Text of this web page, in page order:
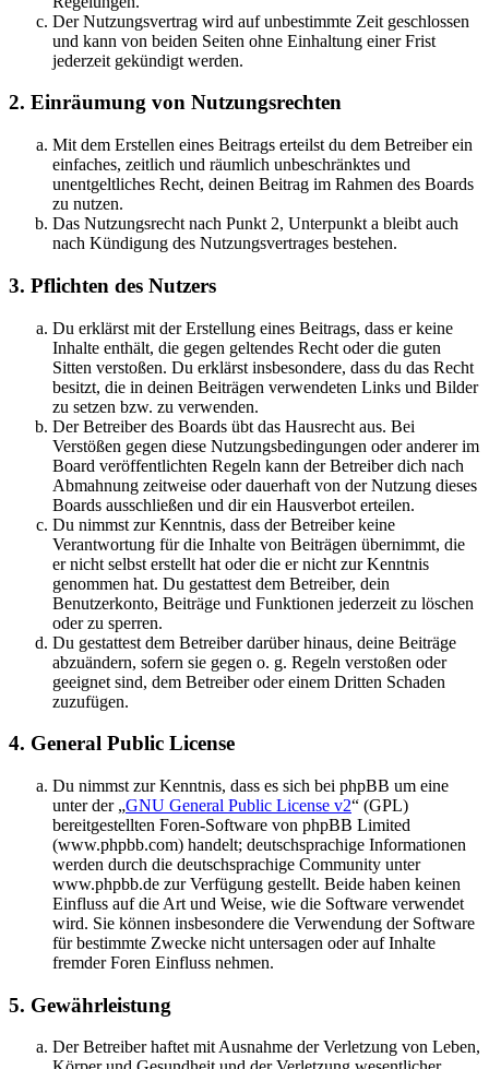
Der Nutzungsvertrag wird auf unbestimmte Zeit geschlossen
und kann von beiden Seiten ohne Einhaltung einer Frist
jederzeit gekündigt werden.
2. Einräumung von Nutzungsrechten
Mit dem Erstellen eines Beitrags erteilst du dem Betreiber ein
einfaches, zeitlich und räumlich unbeschränktes und
unentgeltliches Recht, deinen Beitrag im Rahmen des Boards
zu nutzen.
Das Nutzungsrecht nach Punkt 2, Unterpunkt a bleibt auch
nach Kündigung des Nutzungsvertrages bestehen.
3. Pflichten des Nutzers
Du erklärst mit der Erstellung eines Beitrags, dass er keine
Inhalte enthält, die gegen geltendes Recht oder die guten
Sitten verstoßen. Du erklärst insbesondere, dass du das Recht
besitzt, die in deinen Beiträgen verwendeten Links und Bilder
zu setzen bzw. zu verwenden.
Der Betreiber des Boards übt das Hausrecht aus. Bei
Verstößen gegen diese Nutzungsbedingungen oder anderer im
Board veröffentlichten Regeln kann der Betreiber dich nach
Abmahnung zeitweise oder dauerhaft von der Nutzung dieses
Boards ausschließen und dir ein Hausverbot erteilen.
Du nimmst zur Kenntnis, dass der Betreiber keine
Verantwortung für die Inhalte von Beiträgen übernimmt, die
er nicht selbst erstellt hat oder die er nicht zur Kenntnis
genommen hat. Du gestattest dem Betreiber, dein
Benutzerkonto, Beiträge und Funktionen jederzeit zu löschen
oder zu sperren.
Du gestattest dem Betreiber darüber hinaus, deine Beiträge
abzuändern, sofern sie gegen o. g. Regeln verstoßen oder
geeignet sind, dem Betreiber oder einem Dritten Schaden
zuzufügen.
4. General Public License
Du nimmst zur Kenntnis, dass es sich bei phpBB um eine
unter der „GNU General Public License v2“ (GPL)
bereitgestellten Foren-Software von phpBB Limited
(www.phpbb.com) handelt; deutschsprachige Informationen
werden durch die deutschsprachige Community unter
www.phpbb.de zur Verfügung gestellt. Beide haben keinen
Einfluss auf die Art und Weise, wie die Software verwendet
wird. Sie können insbesondere die Verwendung der Software
für bestimmte Zwecke nicht untersagen oder auf Inhalte
fremder Foren Einfluss nehmen.
5. Gewährleistung
Der Betreiber haftet mit Ausnahme der Verletzung von Leben,